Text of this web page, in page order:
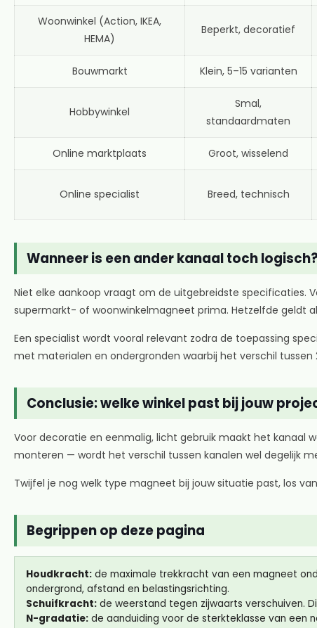
Woonwinkel (Action, IKEA,
HEMA)
Beperkt, decoratief
Bouwmarkt Klein, 5–15 varianten
Hobbywinkel
Smal,
standaardmaten
Online marktplaats Groot, wisselend
Online specialist Breed, technisch
Wanneer is een ander kanaal toch logisch?
Niet elke aankoop vraagt om de uitgebreidste specificaties.
supermarkt- of woonwinkelmagneet prima. Hetzelfde geldt
Een specialist wordt vooral relevant zodra de toepassing
met materialen en ondergronden waarbij het verschil tussen
Conclusie: welke winkel past bij jouw
Voor decoratie en eenmalig, licht gebruik maakt het kanaal
monteren — wordt het verschil tussen kanalen wel degelijk
Twijfel je nog welk type magneet bij jouw situatie past, los
Begrippen op deze pagina
Houdkracht: de maximale trekkracht van een magneet
ondergrond, afstand en belastingsrichting.
Schuifkracht: de weerstand tegen zijwaarts verschuiven.
N-gradatie: de aanduiding voor de sterkteklasse van een